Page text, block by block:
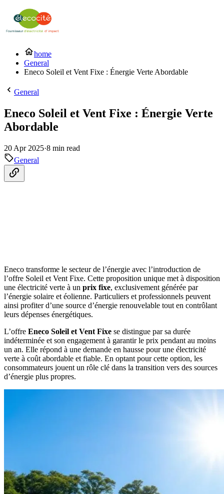
home
General
Eneco Soleil et Vent Fixe : Énergie Verte Abordable
General
Eneco Soleil et Vent Fixe : Énergie Verte
Abordable
20 Apr 2025·8 min read
General
Eneco transforme le secteur de l’énergie avec l’introduction de
l’offre Soleil et Vent Fixe. Cette proposition unique met à disposition
une électricité verte à un prix fixe, exclusivement générée par
l’énergie solaire et éolienne. Particuliers et professionnels peuvent
ainsi profiter d’une source d’énergie renouvelable tout en contrôlant
leurs dépenses énergétiques.
L’offre Eneco Soleil et Vent Fixe se distingue par sa durée
indéterminée et son engagement à garantir le prix pendant au moins
un an. Elle répond à une demande en hausse pour une électricité
verte à coût abordable et fiable. En optant pour cette option, les
consommateurs jouent un rôle clé dans la transition vers des sources
d’énergie plus propres.